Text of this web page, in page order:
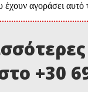
αγοράσει
+30